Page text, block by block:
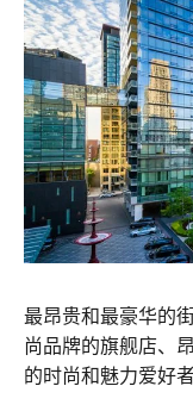
最昂贵和最豪华的
尚品牌的旗舰店、
的时尚和魅力爱好